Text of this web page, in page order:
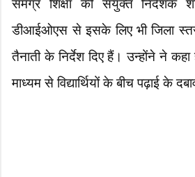
समग्र शिक्षा की संयुक्त निदेशक
डीआईओएस से इसके लिए भी जिला
तैनाती के निर्देश दिए हैं। उन्होंने ने
माध्यम से विद्यार्थियों के बीच पढ़ाई के